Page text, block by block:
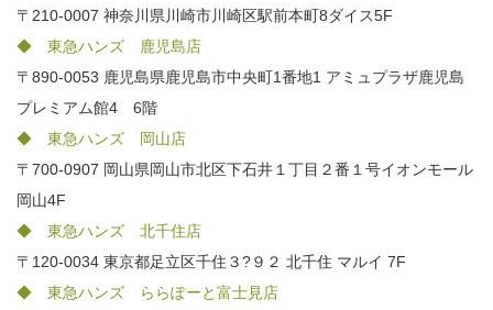
〒210-0007 神奈川県川崎市川崎区駅前本町8ダイス5F
◆ 東急ハンズ 鹿児島店
〒890-0053 鹿児島県鹿児島市中央町1番地1 アミュプラザ鹿児島
プレミアム館4 6階
◆ 東急ハンズ 岡山店
〒700-0907 岡山県岡山市北区下石井１丁目２番１号イオンモール
岡山4F
◆ 東急ハンズ 北千住店
〒120-0034 東京都足立区千住３?９２ 北千住 マルイ 7F
◆ 東急ハンズ ららぽーと富士見店